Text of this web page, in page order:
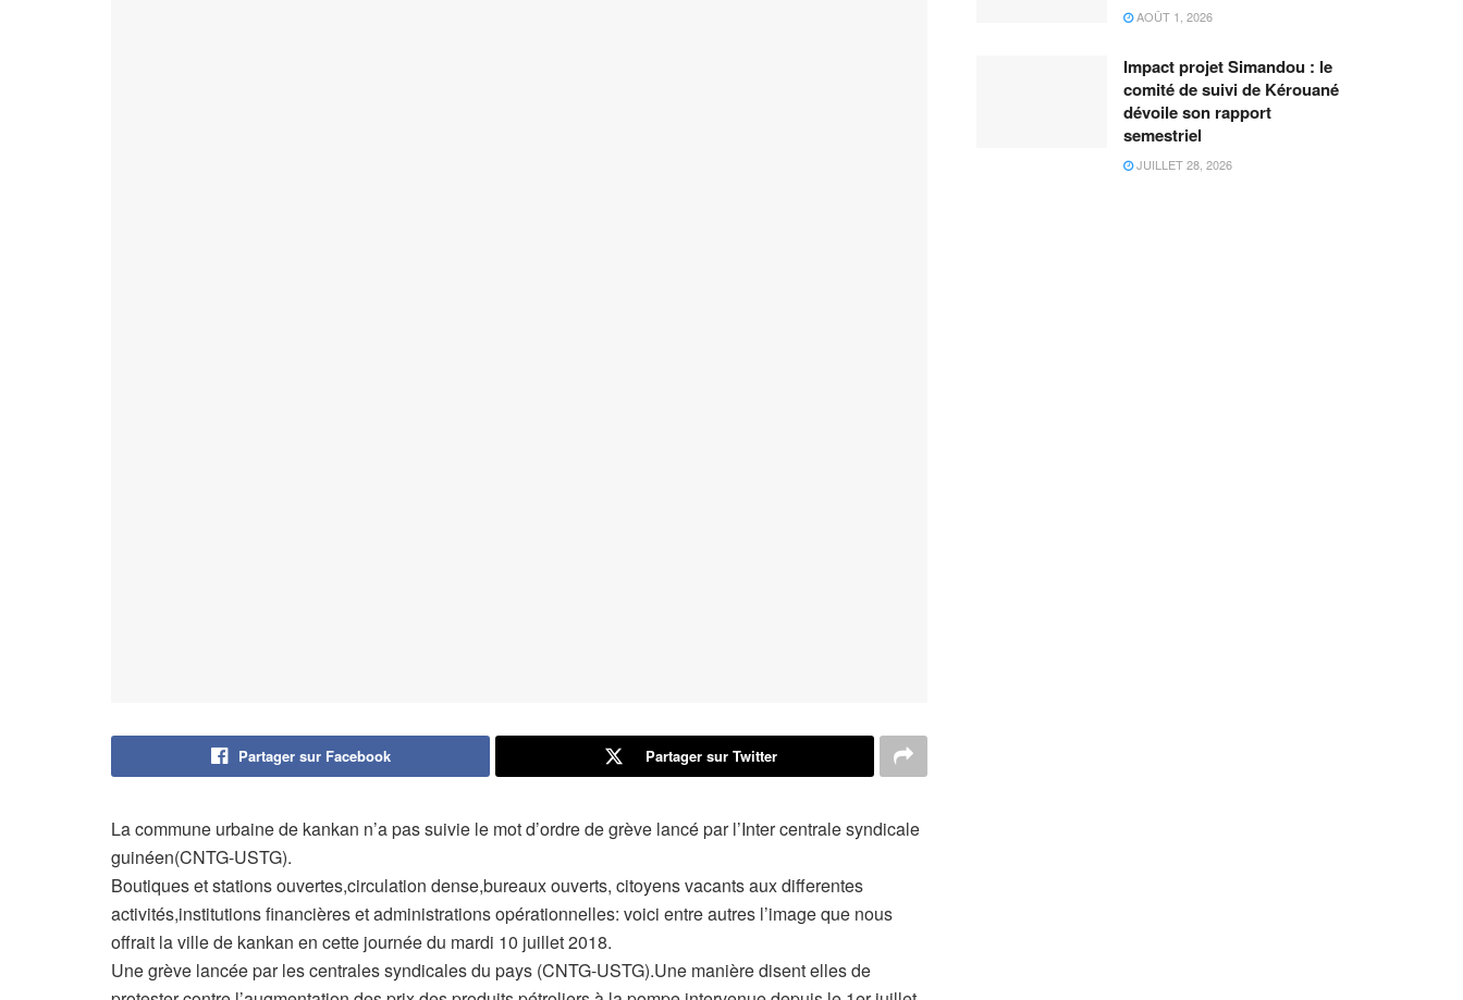
Partager sur Facebook Partager sur Twitter
La commune urbaine de kankan n’a pas suivie le mot d’ordre de grève lancé par l’Inter centrale syndicale
guinéen(CNTG-USTG).
Boutiques et stations ouvertes,circulation dense,bureaux ouverts, citoyens vacants aux differentes
activités,institutions financières et administrations opérationnelles: voici entre autres l’image que nous
offrait la ville de kankan en cette journée du mardi 10 juillet 2018.
Une grève lancée par les centrales syndicales du pays (CNTG-USTG).Une manière disent elles de
AOÛT 1, 2026
Impact projet Simandou : le
comité de suivi de Kérouané
dévoile son rapport
semestriel
JUILLET 28, 2026